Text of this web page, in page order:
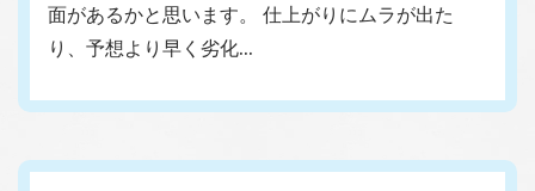
面があるかと思います。 仕上がりにムラが出た
り、予想より早く劣化…